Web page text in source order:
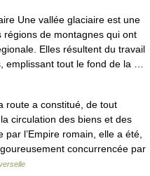
Une vallée glaciaire est une
de montagnes qui ont
Elles résultent du travail
emplissant tout le fond de la …
route a constitué, de tout
circulation des biens et des
l’Empire romain, elle a été,
concurrencée par